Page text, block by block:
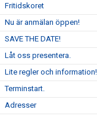
Fritidskoret
Nu är anmälan öppen!
SAVE THE DATE!
Låt oss presentera.
Lite regler och information!
Terminstart.
Adresser